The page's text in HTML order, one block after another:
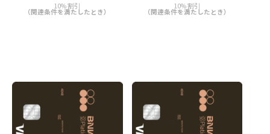
10% 割引
（関連条件を満たしたとき）
10% 割引
（関連条件を満たしたとき）